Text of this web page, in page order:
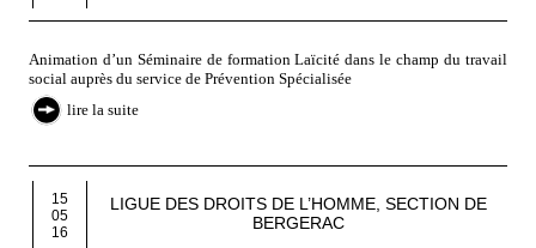
Animation d’un Séminaire de formation Laïcité dans le champ du travail
social auprès du service de Prévention Spécialisée
lire la suite
15
05
16
LIGUE DES DROITS DE L’HOMME, SECTION DE
BERGERAC